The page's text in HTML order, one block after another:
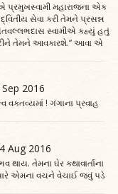
મહારાજના એક
સેવા કરી તેમને પ્રસન્ન
સ્વામીએ કહ્યું હતું
તેમને આવકારશે.” આવા એ
2016
! ગંગાના પ્રવાહ
Aug 2016
તેમના ઘેર કથાવાર્તાના
એમના વચને વેચાઈ જવું પડે